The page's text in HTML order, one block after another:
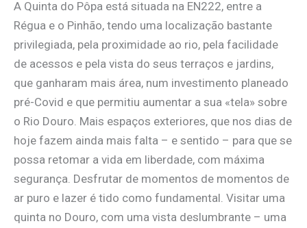
A Quinta do Pôpa está situada na EN222, entre a
Régua e o Pinhão, tendo uma localização bastante
privilegiada, pela proximidade ao rio, pela facilidade
de acessos e pela vista do seus terraços e jardins,
que ganharam mais área, num investimento planeado
pré-Covid e que permitiu aumentar a sua «tela» sobre
o Rio Douro. Mais espaços exteriores, que nos dias de
hoje fazem ainda mais falta – e sentido – para que se
possa retomar a vida em liberdade, com máxima
segurança. Desfrutar de momentos de momentos de
ar puro e lazer é tido como fundamental. Visitar uma
quinta no Douro, com uma vista deslumbrante – uma